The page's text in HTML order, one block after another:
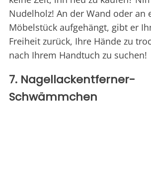
Nudelholz! An der Wand oder an
Möbelstück aufgehängt, gibt er
Freiheit zurück, Ihre Hände zu
nach Ihrem Handtuch zu suchen!
7. Nagellackentferner-
Schwämmchen